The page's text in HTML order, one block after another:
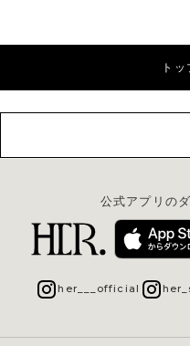
ト
公式アプリの
her___official